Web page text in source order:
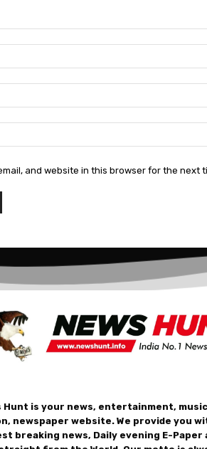
and website in this browser for the next
Hunt is your news, entertainment,
newspaper website. We provide you
breaking news, Daily evening E-Paper